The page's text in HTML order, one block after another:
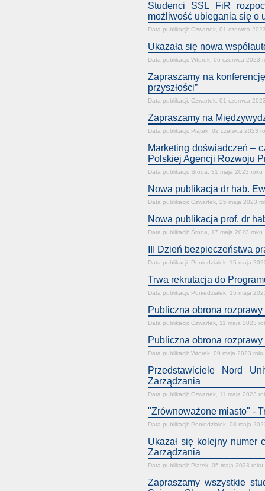
Studenci SSL FiR
możliwość ubiegania się o
Data publikacji: Czwartek, 01 czerwca
Ukazała się nowa
Data publikacji: Wtorek, 06 czerwca 2023
Zapraszamy na
przyszłości”
Data publikacji: Czwartek, 01 czerwca
Zapraszamy na
Data publikacji: Piątek, 02 czerwca 2023
Marketing doświadczeń –
Polskiej Agencji Rozwoju
Data publikacji: Środa, 31 maja 2023 roku
Nowa publikacja dr hab.
Data publikacji: Czwartek, 25 maja 2023
Nowa publikacja prof. dr
Data publikacji: Środa, 17 maja 2023 roku
III Dzień bezpieczeństwa
Data publikacji: Poniedziałek, 15 maja
Trwa rekrutacja do
Data publikacji: Poniedziałek, 15 maja
Publiczna obrona
Data publikacji: Czwartek, 11 maja 2023
Publiczna obrona
Data publikacji: Wtorek, 09 maja 2023 roku
Przedstawiciele Nord
Zarządzania
Data publikacji: Czwartek, 11 maja 2023
"Zrównoważone miasto" -
Data publikacji: Poniedziałek, 08 maja
Ukazał się kolejny numer
Zarządzania
Data publikacji: Piątek, 05 maja 2023 roku
Zapraszamy wszystkie